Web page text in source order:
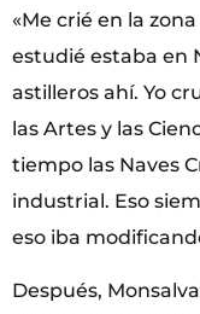
«Me crié en la
estudié estaba en
astilleros ahí. Yo
las Artes y las
tiempo las Naves
industrial. Eso
eso iba
Después,